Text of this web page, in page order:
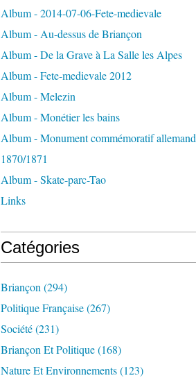
Album - 2014-07-06-Fete-medievale
Album - Au-dessus de Briançon
Album - De la Grave à La Salle les Alpes
Album - Fete-medievale 2012
Album - Melezin
Album - Monétier les bains
Album - Monument commémoratif allemand
1870/1871
Album - Skate-parc-Tao
Links
Catégories
Briançon (294)
Politique Française(267)
Société(231)
Briançon Et Politique(168)
Nature Et Environnements(123)